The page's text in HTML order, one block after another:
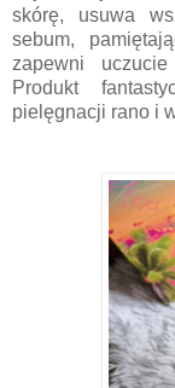
skórę, usuwa
sebum,
zapewni
Produkt
pielęgnacji rano i